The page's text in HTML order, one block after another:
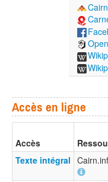
Accès en ligne
Accès
Texte intégral